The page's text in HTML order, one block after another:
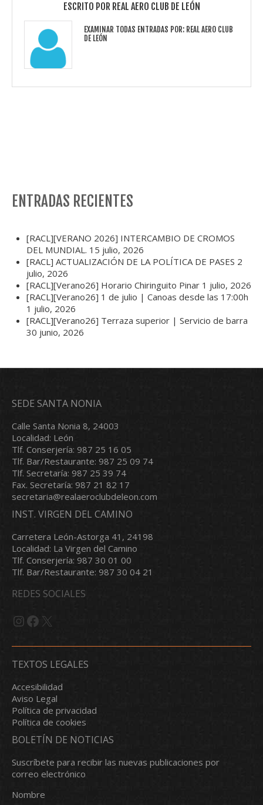
ESCRITO POR REAL AERO CLUB DE LEÓN
EXAMINAR TODAS ENTRADAS POR: REAL AERO CLUB
DE LEÓN
ENTRADAS RECIENTES
[RACL][VERANO 2026] INTERCAMBIO DE CROMOS
DEL MUNDIAL. 15 julio, 2026
[RACL] ACTUALIZACIÓN DE LA POLÍTICA DE PASES 2
julio, 2026
[RACL][Verano26] Horario Chiringuito Pinar 1 julio, 2026
[RACL][Verano26] 1 de julio | Canoas desde las 17:00h
1 julio, 2026
[RACL][Verano26] Terraza superior | Servicio de barra
30 junio, 2026
SEDE SANTA NONIA
Calle Santa Nonia 8, 24003
Localidad: León
Tlf. Conserjería: 987 25 16 05
Tlf. Bar/Restaurante: 987 25 09 74
Tlf. Secretaría: 987 25 39 74
Fax. Secretaría: 987 21 82 17
secretaria@realaeroclubdeleon.com
INST. VIRGEN DEL CAMINO
Carretera León-Astorga 41, 24198
Localidad: La Virgen del Camino
Tlf. Conserjería: 987 30 01 00
Tlf. Bar/Restaurante: 987 30 04 21
REDES SOCIALES
Instagram
Facebook
X
TEXTOS LEGALES
Accesibilidad
Aviso Legal
Política de privacidad
Política de cookies
BOLETÍN DE NOTICIAS
Suscríbete para recibir las nuevas publicaciones por
correo electrónico
Nombre